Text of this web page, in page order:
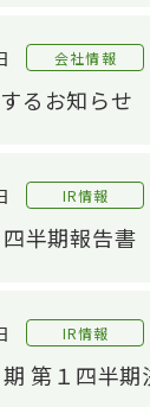
設計/開発
自動車
産業
会社情報
るお知らせ
IR情報
半期報告書
IR情報
第１四半期